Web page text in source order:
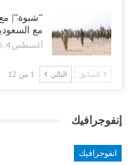
“شبوة“|
مع
أغسطس 4, 2026
السابق التالي 1 من 12
إنفوجرافيك
انفوجرافيك